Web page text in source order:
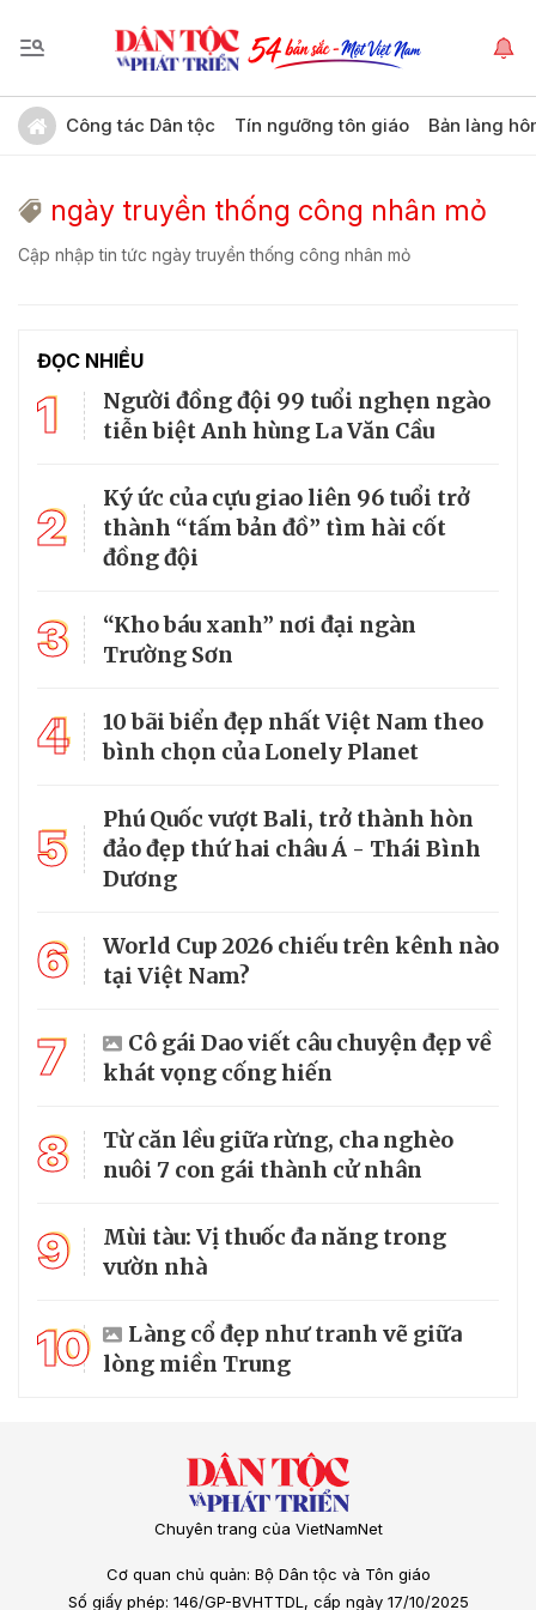
Công tác Dân tộc Tín ngưỡng tôn giáo Bản làng
ngày truyền thống công nhân mỏ
Cập nhập tin tức ngày truyền thống công nhân mỏ
ĐỌC NHIỀU
1
Người đồng đội 99 tuổi nghẹn ngào
tiễn biệt Anh hùng La Văn Cầu
2
Ký ức của cựu giao liên 96 tuổi trở
thành “tấm bản đồ” tìm hài cốt
đồng đội
3
“Kho báu xanh” nơi đại ngàn
Trường Sơn
4
10 bãi biển đẹp nhất Việt Nam theo
bình chọn của Lonely Planet
5
Phú Quốc vượt Bali, trở thành hòn
đảo đẹp thứ hai châu Á - Thái Bình
Dương
6
World Cup 2026 chiếu trên kênh nào
tại Việt Nam?
7
Cô gái Dao viết câu chuyện đẹp về
khát vọng cống hiến
8
Từ căn lều giữa rừng, cha nghèo
nuôi 7 con gái thành cử nhân
9
Mùi tàu: Vị thuốc đa năng trong
vườn nhà
10
Làng cổ đẹp như tranh vẽ giữa
lòng miền Trung
Chuyên trang của VietNamNet
Cơ quan chủ quản: Bộ Dân tộc và Tôn giáo
Số giấy phép: 146/GP-BVHTTDL, cấp ngày 17/10/2025